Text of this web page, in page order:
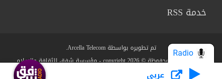
خدمة RSS
تم تطويره بواسطة Arcella Telecom.
جميع الحقوق محفوظة © copyright 2026 - مؤسسة شفق للثقافة والاعلام
من نحن؟
سياسة الخصوصية عربي
Radio